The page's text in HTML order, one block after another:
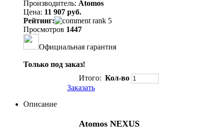
Производитель: Atomos
Цена: 11 907 руб.
Рейтинг:
Просмотров 1447
Официальная гарантия
Только под заказ!
Итого: Кол-во
Заказать
Описание
Atomos NEXUS